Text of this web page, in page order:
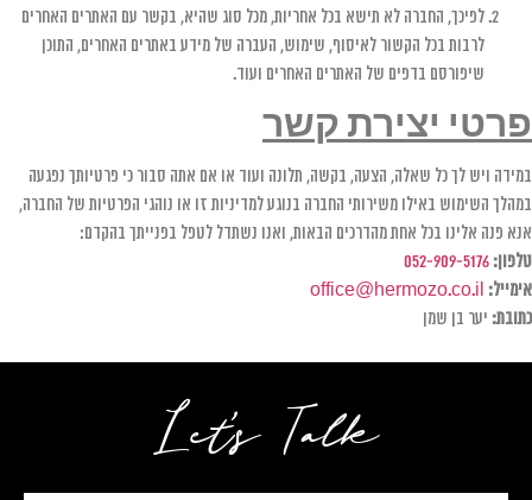
לפיכך, החברה לא תישא בכל אחריות, מכל סוג שהיא, בקשר עם האתרים האחרים
לרבות בכל הקשור לאיסוף, שימוש, העברה של מידע באתרים האחרים, התוכן
שיפורסם בדפים של האתרים האחרים ועוד.
פרטי יצירת קשר
במידה ויש לך כל שאלה, הצעה, בקשה, תלונה ועוד או אם אתה סבור כי פרטיותך נפגעה
במהלך השימוש באילו משירותי החברה בנוגע למדיניות זו או נוהגי הפרטיות של החברה,
אנא פנה אלינו בכל אחת מהדרכים הבאות, ואנו נשתדל לטפל בפנייתך בהקדם:
טלפון: 052-909-5176
אימייל: office@hermozo.co.il
כתובת: יער בן שמן
Let's Talk